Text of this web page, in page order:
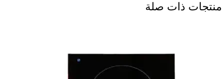
منتجات ذات صلة